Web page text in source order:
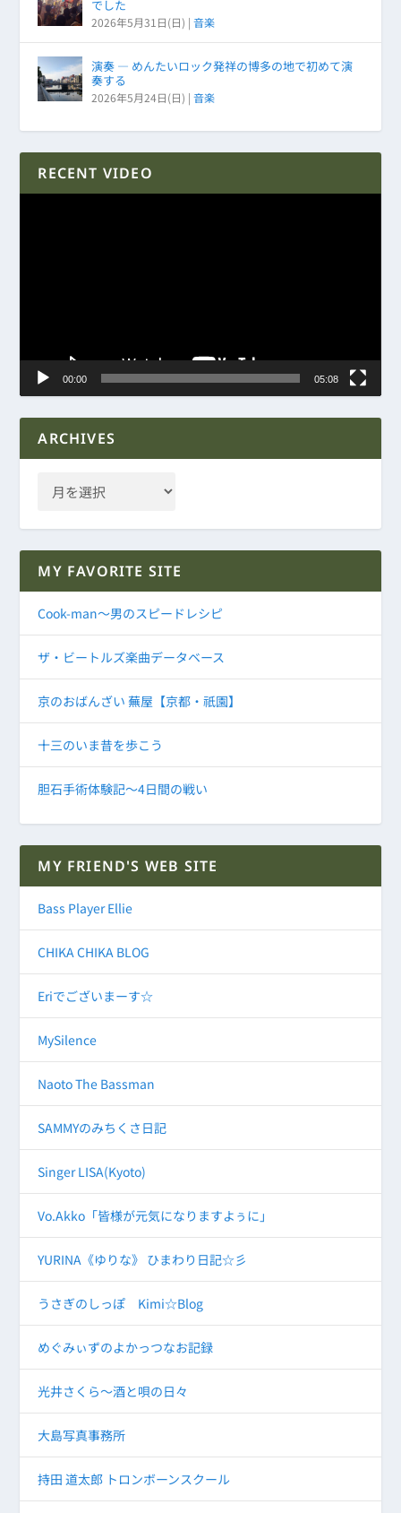
でした
2026年5月31日(日) |音楽
演奏 ― めんたいロック発祥の博多の地で初めて演
奏する
2026年5月24日(日) |音楽
RECENT VIDEO
00:00 05:08
ARCHIVES
MY FAVORITE SITE
Cook-man～男のスピードレシピ
ザ・ビートルズ楽曲データベース
京のおばんざい 蕪屋【京都・祇園】
十三のいま昔を歩こう
胆石手術体験記～4日間の戦い
MY FRIEND'S WEB SITE
Bass Player Ellie
CHIKA CHIKA BLOG
Eriでございまーす☆
MySilence
Naoto The Bassman
SAMMYのみちくさ日記
Singer LISA(Kyoto)
Vo.Akko「皆様が元気になりますよぅに」
YURINA《ゆりな》 ひまわり日記☆彡
うさぎのしっぽ Kimi☆Blog
めぐみぃずのよかっつなお記録
光井さくら～酒と唄の日々
大島写真事務所
持田 道太郎 トロンボーンスクール